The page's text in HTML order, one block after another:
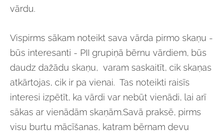
vārdu.
Vispirms sākam noteikt sava vārda pirmo skaņu -
būs interesanti - PII grupiņā bērnu vārdiem, būs
daudz dažādu skaņu, varam saskaitīt, cik skaņas
atkārtojas, cik ir pa vienai. Tas noteikti raisīs
interesi izpētīt, ka vārdi var nebūt vienādi, lai arī
sākas ar vienādām skaņām.Savā praksē, pirms
visu burtu mācīšanas, katram bērnam devu